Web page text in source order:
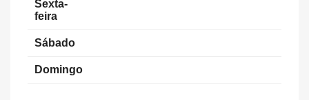
Sexta-
feira
Sábado
Domingo